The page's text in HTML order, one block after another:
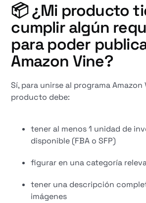
📦 ¿Mi producto
cumplir algún
para poder
Amazon Vine?
Sí, para unirse al programa Amazon
producto debe:
tener al menos 1 unidad de
disponible (FBA o SFP)
figurar en una categoría
tener una descripción
imágenes